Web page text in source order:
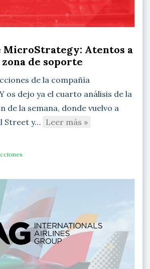
MicroStrategy: Atentos a
de soporte
de la compañía
os dejo ya el cuarto análisis de la
de la semana, donde vuelvo a
Street y… Leer más »